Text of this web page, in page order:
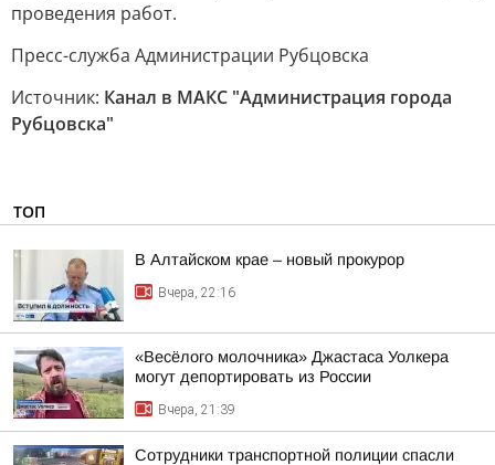
проведения работ.
Пресс-служба Администрации Рубцовска
Источник: Канал в МАКС "Администрация города
Рубцовска"
ТОП
В Алтайском крае – новый прокурор
Вчера, 22:16
«Весёлого молочника» Джастаса Уолкера
могут депортировать из России
Вчера, 21:39
Сотрудники транспортной полиции спасли